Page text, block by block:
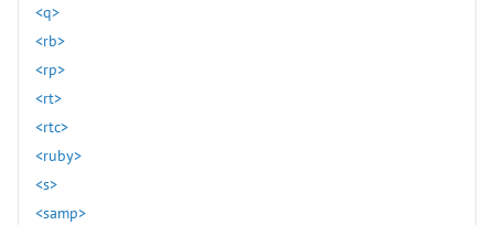
<q>
<rb>
<rp>
<rt>
<rtc>
<ruby>
<s>
<samp>